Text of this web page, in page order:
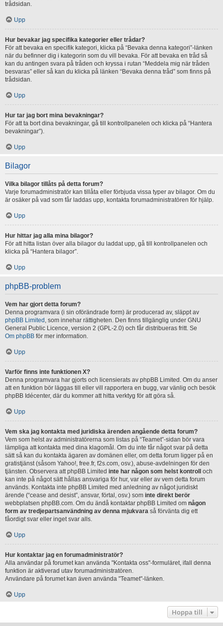
trådsidan.
Upp
Hur bevakar jag specifika kategorier eller trådar?
För att bevaka en specifik kategori, klicka på “Bevaka denna kategori”-länken
när du befinner dig i kategorin som du vill bevaka. För att bevaka en tråd så
kan du antingen svara på tråden och kryssa i rutan “Meddela mig när tråden
besvaras” eller så kan du klicka på länken “Bevaka denna tråd” som finns på
trådsidan.
Upp
Hur tar jag bort mina bevakningar?
För att ta bort dina bevakningar, gå till kontrollpanelen och klicka på “Hantera
bevakningar”).
Upp
Bilagor
Vilka bilagor tillåts på detta forum?
Varje forumadministratör kan tillåta eller förbjuda vissa typer av bilagor. Om du
är osäker på vad som får laddas upp, kontakta forumadministratören för hjälp.
Upp
Hur hittar jag alla mina bilagor?
För att hitta listan över alla bilagor du laddat upp, gå till kontrollpanelen och
klicka på “Hantera bilagor”.
Upp
phpBB-problem
Vem har gjort detta forum?
Denna programvara (i sin oförändrade form) är producerad av, släppt av
phpBB Limited , som innehar rättigheten. Den finns tillgänglig under GNU
General Public Licence, version 2 (GPL-2.0) och får distribueras fritt. Se
Om phpBB för mer information.
Upp
Varför finns inte funktionen X?
Denna programvara har gjorts och licensierats av phpBB Limited. Om du anser
att en funktion bör läggas till eller vill rapportera en bugg, var vänlig och besök
phpBB Idécenter, där du kommer att hitta verktyg för att göra så.
Upp
Vem ska jag kontakta med juridiska ärenden angående detta forum?
Vem som helst av administratörerna som listas på “Teamet”-sidan bör vara
lämpliga att kontakta med dina klagomål. Om du inte får något svar på detta
sätt så kan du kontakta ägaren av domänen eller, om detta forum ligger på en
gratistjänst (såsom Yahoo!, free.fr, f2s.com, osv.), abuse-avdelningen för den
tjänsten. Observera att phpBB Limited inte har någon som helst kontroll
och
kan inte på något sätt hållas ansvariga för hur, var eller av vem detta forum
används. Kontakta inte phpBB Limited med anledning av något juridiskt
ärende (“cease and desist”, ansvar, förtal, osv.) som inte direkt berör
webbplatsen phpBB.com. Om du ändå kontaktar phpBB Limited om någon
form av tredjepartsanvändning av denna mjukvara så förvänta dig ett
fåordigt svar eller inget svar alls.
Upp
Hur kontaktar jag en forumadministratör?
Alla användar på forumet kan använda "Kontakta oss"-formuläret, ifall denna
funktion är aktiverad utav forumadministratören.
Användare på forumet kan även använda "Teamet"-länken.
Upp
Hoppa till